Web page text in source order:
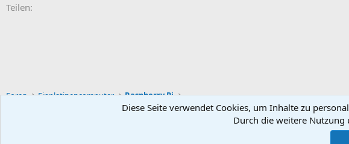
Teilen:
Foren Einplatinencomputer Raspberry Pi
Diese Seite verwendet Cookies, um Inhalte zu
Durch die weitere Nutzung